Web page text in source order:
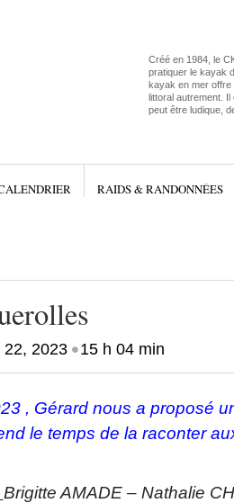
Créé en 1984, le
pratiquer le kayak
kayak en mer offre
littoral autrement.
peut être ludique,
RAIDS & RANDONNÉES
22, 2023•15 h 04 min
, Gérard nous a proposé
le temps de la raconter
Brigitte AMADE – Nathalie